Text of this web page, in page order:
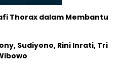
Thorax dalam Membantu
Sudiyono, Rini Inrati, Tri